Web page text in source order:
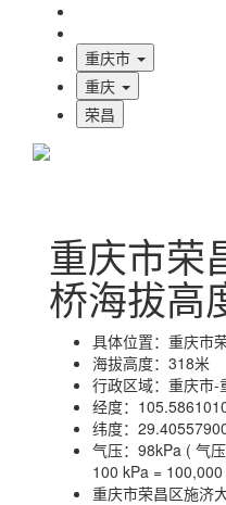
重庆市
重庆
荣昌
重庆市荣
桥海拔高
具体位置： 重庆市
海拔高度： 318米
行政区域： 重庆市-
经度：
纬度：
气压： 98kPa ( 气
100 kPa =
重庆市荣昌区施济